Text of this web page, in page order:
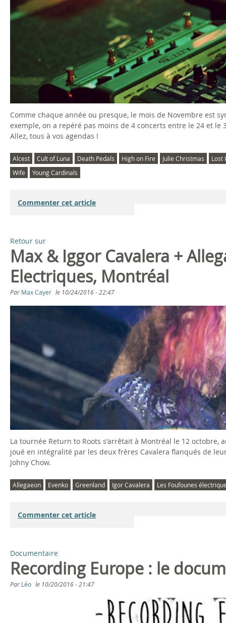
Comme chaque année ou presque, le mois de Novembre est
exemple, on a repéré pas moins de 4 concerts entre le 24 et
Allez, tous à vos agendas !
Alcest Cult of Luna Death Pedals High on Fire Julie Christmas
Lost
Wife
Young Cardinals
Commenter cet article
Retour sur
Max & Iggor Cavalera +
Electriques, Montréal
Par Max Cayer le 10/24/2016 - 22:47
La tournée Return to Roots s'arrêtait à Montréal le 12 octobre,
joué en intégralité par les deux frères Cavalera flanqués de
Johny Chow.
Allegaeon Evenko Greenland Igor Cavalera Les Foufounes
Commenter cet article
Documentaire
Recording Europe : le
Par Léo le 10/20/2016 - 21:47